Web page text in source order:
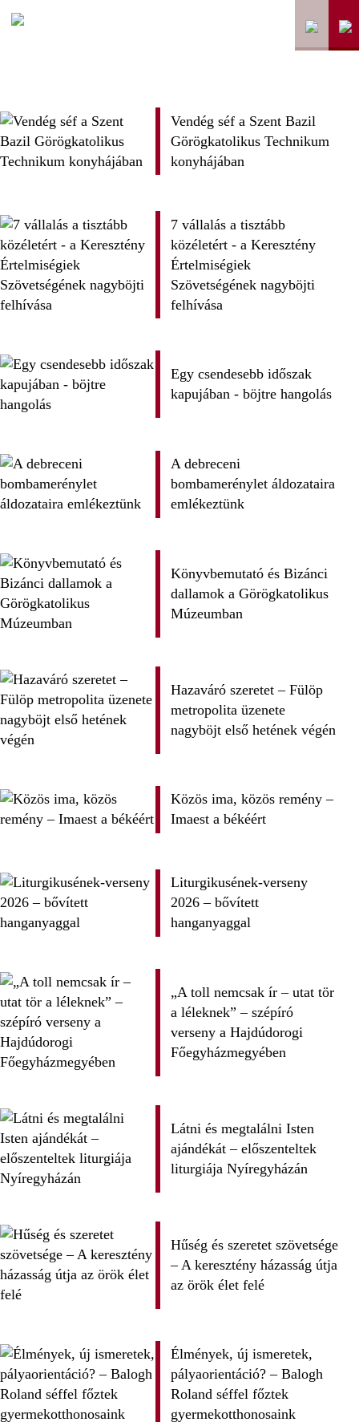
Vendég séf a Szent Bazil
Görögkatolikus Technikum
konyhájában
7 vállalás a tisztább
közéletért - a Keresztény
Értelmiségiek
Szövetségének nagyböjti
felhívása
Egy csendesebb időszak
kapujában - böjtre hangolás
A debreceni
bombamerénylet áldozataira
emlékeztünk
Könyvbemutató és Bizánci
dallamok a Görögkatolikus
Múzeumban
Hazaváró szeretet – Fülöp
metropolita üzenete
nagyböjt első hetének végén
Közös ima, közös remény –
Imaest a békéért
Liturgikusének-verseny
2026 – bővített
hanganyaggal
„A toll nemcsak ír – utat tör
a léleknek” – szépíró
verseny a Hajdúdorogi
Főegyházmegyében
Látni és megtalálni Isten
ajándékát – előszenteltek
liturgiája Nyíregyházán
Hűség és szeretet szövetsége
– A keresztény házasság útja
az örök élet felé
Élmények, új ismeretek,
pályaorientáció? – Balogh
Roland séffel főztek
gyermekotthonosaink